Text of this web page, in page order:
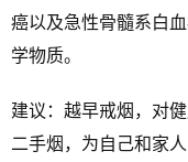
癌以及急性骨髓系白
学物质。
建议：越早戒烟，对
二手烟，为自己和家